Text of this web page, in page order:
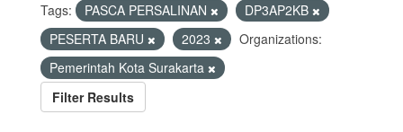
Tags: PASCA PERSALINAN
DP3AP2KB
PESERTA BARU
2023
Organizations:
Pemerintah Kota Surakarta
Filter Results